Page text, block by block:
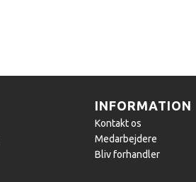
INFORMATION
Kontakt os
Medarbejdere
Bliv forhandler